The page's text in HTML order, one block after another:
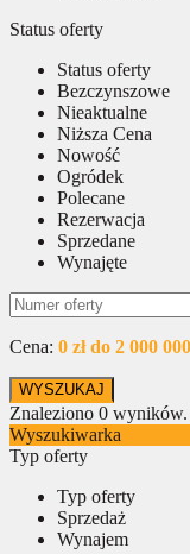
Status oferty
Status oferty
Bezczynszowe
Nieaktualne
Niższa Cena
Nowość
Ogródek
Polecane
Rezerwacja
Sprzedane
Wynajęte
Cena: 0 zł do 2 000
Znaleziono 0 wyników.
Wyszukiwarka
Typ oferty
Typ oferty
Sprzedaż
Wynajem